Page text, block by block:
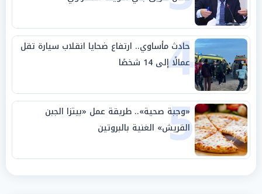
4
حادث مأساوي.. ارتفاع ضحايا انقلاب سيارة تقل
عمالًا إلى 14 شخصًا
5
«وجبة صحية».. طريقة عمل «بيتزا الجبن
القريش» الغنية بالبروتين